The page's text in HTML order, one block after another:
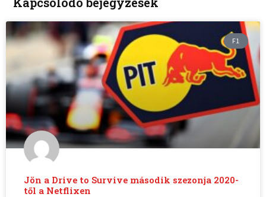
F1
Jön a Drive to Survive második szezonja 2020-
től a Netflixen